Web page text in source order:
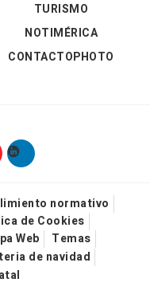
TURISMO
NOTIMÉRICA
CONTACTOPHOTO
normativo
de Cookies
Web
Temas
de navidad